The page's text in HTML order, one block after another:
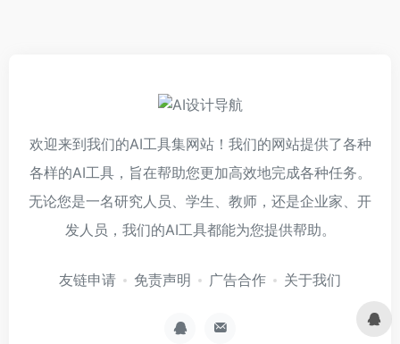
欢迎来到我们的AI工具集网站！我们的网站提供了各种
各样的AI工具，旨在帮助您更加高效地完成各种任务。
无论您是一名研究人员、学生、教师，还是企业家、开
发人员，我们的AI工具都能为您提供帮助。
友链申请 免责声明 广告合作 关于我们